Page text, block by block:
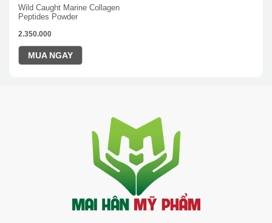
Wild Caught Marine Collagen
Peptides Powder
2.350.000
MUA NGAY